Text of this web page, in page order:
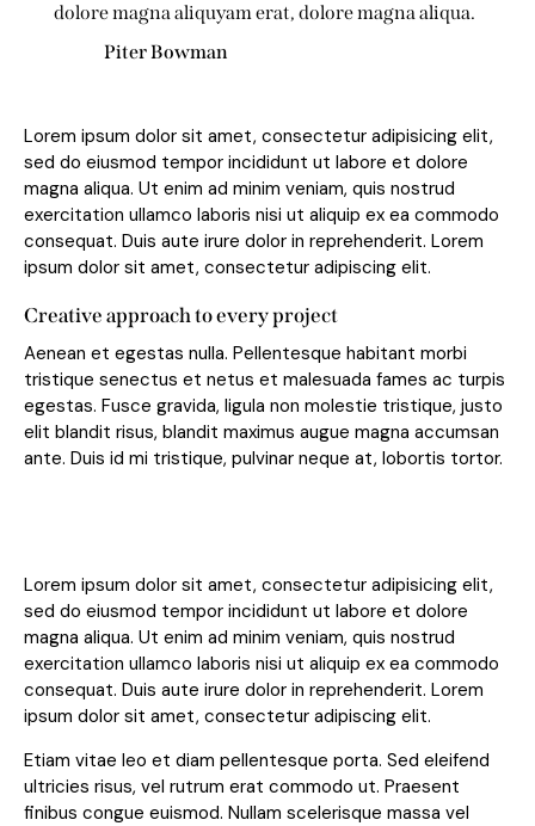
dolore magna aliquyam erat, dolore magna aliqua.
Piter Bowman
Lorem ipsum dolor sit amet, consectetur adipisicing elit,
sed do eiusmod tempor incididunt ut labore et dolore
magna aliqua. Ut enim ad minim veniam, quis nostrud
exercitation ullamco laboris nisi ut aliquip ex ea commodo
consequat. Duis aute irure dolor in reprehenderit. Lorem
ipsum dolor sit amet, consectetur adipiscing elit.
Creative approach to every project
Aenean et egestas nulla. Pellentesque habitant morbi
tristique senectus et netus et malesuada fames ac turpis
egestas. Fusce gravida, ligula non molestie tristique, justo
elit blandit risus, blandit maximus augue magna accumsan
ante. Duis id mi tristique, pulvinar neque at, lobortis tortor.
Lorem ipsum dolor sit amet, consectetur adipisicing elit,
sed do eiusmod tempor incididunt ut labore et dolore
magna aliqua. Ut enim ad minim veniam, quis nostrud
exercitation ullamco laboris nisi ut aliquip ex ea commodo
consequat. Duis aute irure dolor in reprehenderit. Lorem
ipsum dolor sit amet, consectetur adipiscing elit.
Etiam vitae leo et diam pellentesque porta. Sed eleifend
ultricies risus, vel rutrum erat commodo ut. Praesent
finibus congue euismod. Nullam scelerisque massa vel